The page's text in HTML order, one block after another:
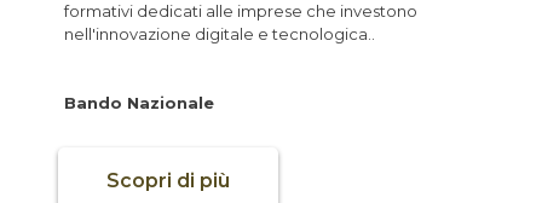
formativi dedicati alle imprese che investono
nell'innovazione digitale e tecnologica..
Bando Nazionale
Scopri di più